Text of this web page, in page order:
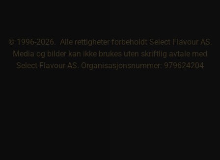
© 1996-2026. Alle rettigheter forbeholdt Select Flavour AS.
Media og bilder kan ikke brukes uten skriftlig avtale med
Select Flavour AS. Organisasjonsnummer: 979624204